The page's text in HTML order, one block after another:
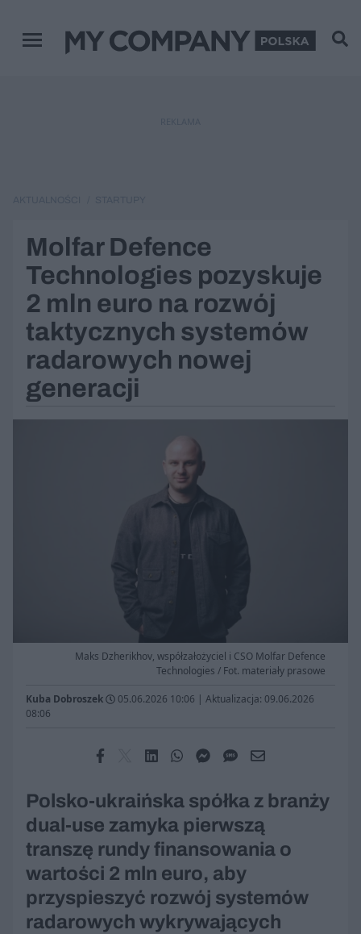
Menu główne
Molfar Defence
Technologies pozyskuje
2 mln euro na rozwój
taktycznych systemów
radarowych nowej
generacji
Maks Dzherikhov, współzałożyciel i CSO Molfar Defence
Technologies / Fot. materiały prasowe
Kuba Dobroszek 05.06.2026 10:06 | Aktualizacja: 09.06.2026
08:06
Polsko-ukraińska spółka z branży
dual-use zamyka pierwszą
transzę rundy finansowania o
wartości 2 mln euro, aby
przyspieszyć rozwój systemów
radarowych wykrywających